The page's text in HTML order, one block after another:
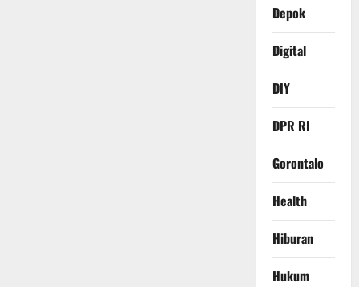
Depok
Digital
DIY
DPR RI
Gorontalo
Health
Hiburan
Hukum